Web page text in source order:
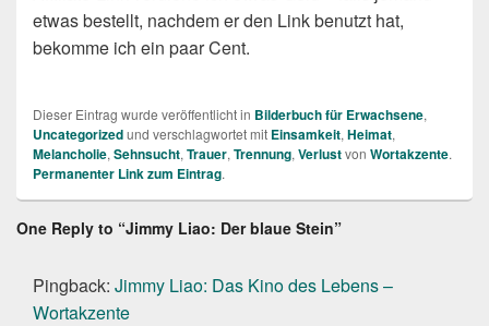
etwas bestellt, nachdem er den Link benutzt hat,
bekomme ich ein paar Cent.
Dieser Eintrag wurde veröffentlicht in Bilderbuch für Erwachsene,
Uncategorizedund verschlagwortet mit Einsamkeit, Heimat,
Melancholie, Sehnsucht, Trauer, Trennung, Verlustvon Wortakzente.
Permanenter Link zum Eintrag.
One Reply to “Jimmy Liao: Der blaue Stein”
Pingback: Jimmy Liao: Das Kino des Lebens –
Wortakzente